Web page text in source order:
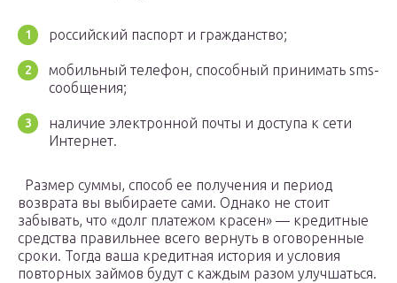
российский паспорт и гражданство;
мобильный телефон, способный принимать sms-
сообщения;
наличие электронной почты и доступа к сети
Интернет.
Размер суммы, способ ее получения и период
возврата вы выбираете сами. Однако не стоит
забывать, что «долг платежом красен» — кредитные
средства правильнее всего вернуть в оговоренные
сроки. Тогда ваша кредитная история и условия
повторных займов будут с каждым разом улучшаться.